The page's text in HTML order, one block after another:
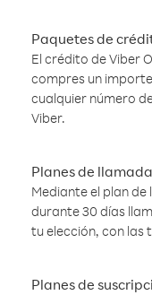
Paquetes de
El crédito de Viber
compres un
cualquier número
Viber.
Planes de
Mediante el plan
durante 30 días
tu elección, con las
Planes de